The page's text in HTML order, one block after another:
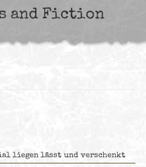
and Fiction
liegen lässt und verschenkt